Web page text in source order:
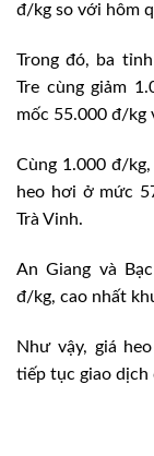
đ/kg so với hôm
Trong đó, ba
Tre cùng giảm
mốc 55.000 đ/kg
Cùng 1.000 đ/
heo hơi ở mức
Trà Vinh.
An Giang và
đ/kg, cao nhất
Như vậy, giá
tiếp tục giao dịch